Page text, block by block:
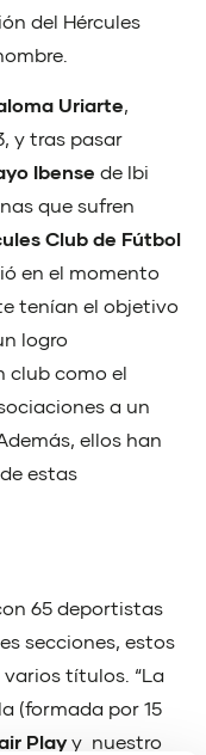
del Hércules
Uriarte,
y tras pasar
Ibense de Ibi
que sufren
Club de Fútbol
en el momento
tenían el objetivo
logro
club como el
a un
ellos han
estas
65 deportistas
secciones, estos
títulos. “La
(formada por 15
Playy nuestro